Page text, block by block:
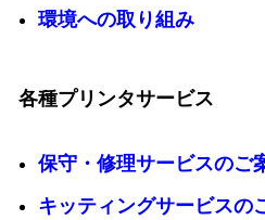
環境への取り組み
各種プリンタサービス
保守・修理サービスのご
キッティングサービスの